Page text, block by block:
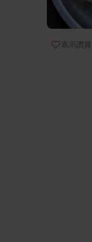
表示讚賞